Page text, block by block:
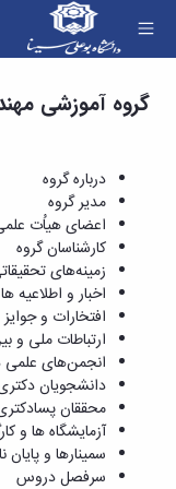
دانشکده
تاریخچه
ریاست
دانشکده
روسای
پیشین
افتخارات
آلبوم
عکس
اطلاعات
تماس
سازمان
دانشکده
معاونت
آموزشی
کارشناسی
فرم
ها
آئین
نامه
ها
آیین‌نامه‌های
معاونت
آموزشی
تحصیلات
تکمیلی
فرم
ها
پژوهش
هفته
پژوهش
کارگاه ها
آزمایشگاه
گروه
برق
گروه
عمران
گروه
مکانیک
گروه
اساتید
اساتید
دانشکده
اساتید
بازنشسته
کارکنان
دانشکده
مهندسی
آموزشی
مهندسی
برق
مهندسی
مواد
مهندسی
عمران
مهندسی
صنایع
آزمایشگاه ها و
گروه آموزشی
درباره گروه
مدیر گروه
اعضای هیاُت
کارشناسان گروه
زمینه‌های
اخبار و اطلاعیه ها
افتخارات و جوایز
ارتباطات ملی و
انجمن‌های
دانشجویان
محققان
آزمایشگاه ها و
سمینارها و پایان
سرفصل دروس